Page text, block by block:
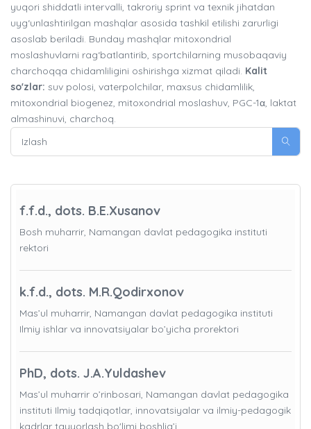
yuqori shiddatli intervalli, takroriy sprint va texnik jihatdan
uyg‘unlashtirilgan mashqlar asosida tashkil etilishi zarurligi
asoslab beriladi. Bunday mashqlar mitoxondrial
moslashuvlarni rag‘batlantirib, sportchilarning musobaqaviy
charchoqqa chidamliligini oshirishga xizmat qiladi. Kalit
so'zlar: suv polosi, vaterpolchilar, maxsus chidamlilik,
mitoxondrial biogenez, mitoxondrial moslashuv, PGC-1α, laktat
almashinuvi, charchoq.
f.f.d., dots. B.E.Xusanov
Bosh muharrir, Namangan davlat pedagogika instituti
rektori
k.f.d., dots. M.R.Qodirxonov
Mas’ul muharrir, Namangan davlat pedagogika instituti
Ilmiy ishlar va innovatsiyalar bo’yicha prorektori
PhD, dots. J.A.Yuldashev
Mas’ul muharrir o’rinbosari, Namangan davlat pedagogika
instituti Ilmiy tadqiqotlar, innovatsiyalar va ilmiy-pedagogik
kadrlar tayyorlash bo'limi boshlig’i